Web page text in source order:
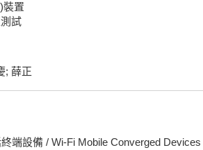
裝置
試
; 薛正
端設備 / Wi-Fi Mobile Converged Devices